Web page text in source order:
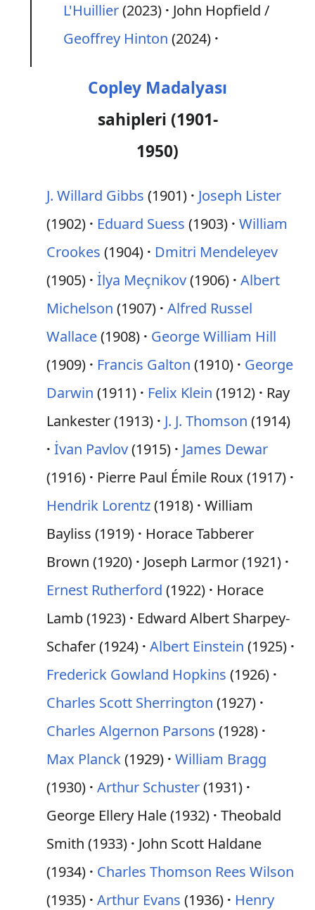
L'Huillier(2023)
John Hopfield /
Geoffrey Hinton (2024)
Copley Madalyası
sahipleri (1901-
1950)
J. Willard Gibbs (1901)
Joseph Lister
(1902)
Eduard Suess (1903) William
Crookes (1904)
Dmitri Mendeleyev
(1905) İlya Meçnikov(1906) Albert
Michelson (1907) Alfred Russel
Wallace(1908)
George William Hill
(1909)
Francis Galton (1910)
George
Darwin (1911) Felix Klein (1912)
Ray
Lankester (1913)
J. J. Thomson (1914)
İvan Pavlov(1915)
James Dewar
(1916)
Pierre Paul Émile Roux (1917)
Hendrik Lorentz(1918) William
Bayliss (1919)
Horace Tabberer
Brown (1920)
Joseph Larmor (1921)
Ernest Rutherford (1922)
Horace
Lamb (1923)
Edward Albert Sharpey-
Schafer (1924) Albert Einstein (1925)
Frederick Gowland Hopkins (1926)
Charles Scott Sherrington (1927)
Charles Algernon Parsons (1928)
Max Planck(1929) William Bragg
(1930) Arthur Schuster(1931)
George Ellery Hale (1932) Theobald
Smith (1933)
John Scott Haldane
(1934)
Charles Thomson Rees Wilson
(1935) Arthur Evans (1936)
Henry